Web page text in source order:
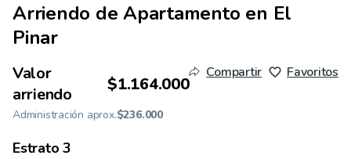
Arriendo deApartamento en El
Pinar
Valor
arriendo
$1.164.000
Administración aprox.$236.000
Compartir Favoritos
Estrato3